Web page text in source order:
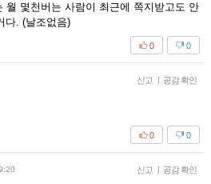
월 몇천버는 사람이 최근에 쪽지받고도 안
다. (날조없음)
0
0
신고 공감 확인
0
0
신고 공감 확인